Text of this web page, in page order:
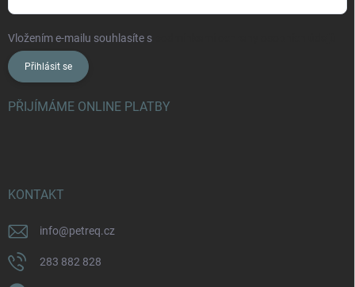
Vložením e-mailu souhlasíte s
Přihlásit se
PŘIJÍMÁME ONLINE PLATBY
KONTAKT
info@petreq.cz
283 882 828